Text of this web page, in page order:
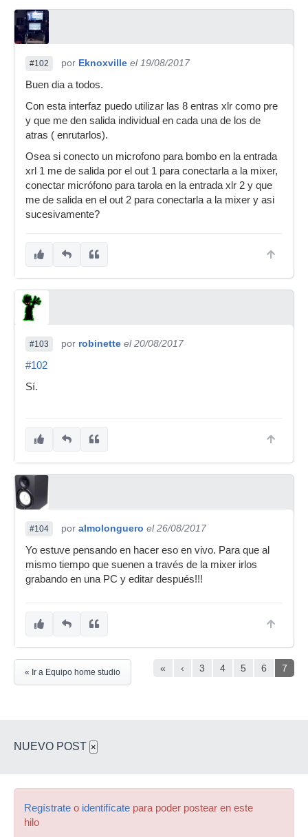
#102 por Eknoxville el 19/08/2017
Buen dia a todos.
Con esta interfaz puedo utilizar las 8 entras xlr como pre
y que me den salida individual en cada una de los de
atras ( enrutarlos).
Osea si conecto un microfono para bombo en la entrada
xrl 1 me de salida por el out 1 para conectarla a la mixer,
conectar micrófono para tarola en la entrada xlr 2 y que
me de salida en el out 2 para conectarla a la mixer y asi
sucesivamente?
#103 por robinette el 20/08/2017
#102
Sí.
#104 por almolonguero el 26/08/2017
Yo estuve pensando en hacer eso en vivo. Para que al
mismo tiempo que suenen a través de la mixer irlos
grabando en una PC y editar después!!!
« ‹ 3 4 5 6 7
« Ir a Equipo home studio
NUEVO POST ×
Regístrate o identifícate para poder postear en este
hilo